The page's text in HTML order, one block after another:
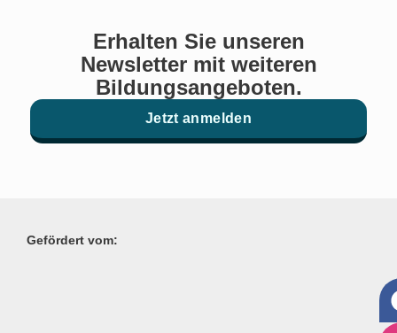
Erhalten Sie unseren
Newsletter mit weiteren
Bildungsangeboten.
Jetzt anmelden
Gefördert vom: